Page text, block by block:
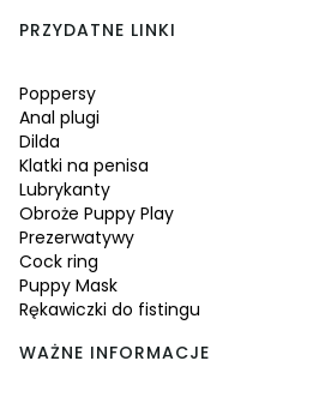
PRZYDATNE LINKI
Poppersy
Anal plugi
Dilda
Klatki na penisa
Lubrykanty
Obroże Puppy Play
Prezerwatywy
Cock ring
Puppy Mask
Rękawiczki do fistingu
WAŻNE INFORMACJE